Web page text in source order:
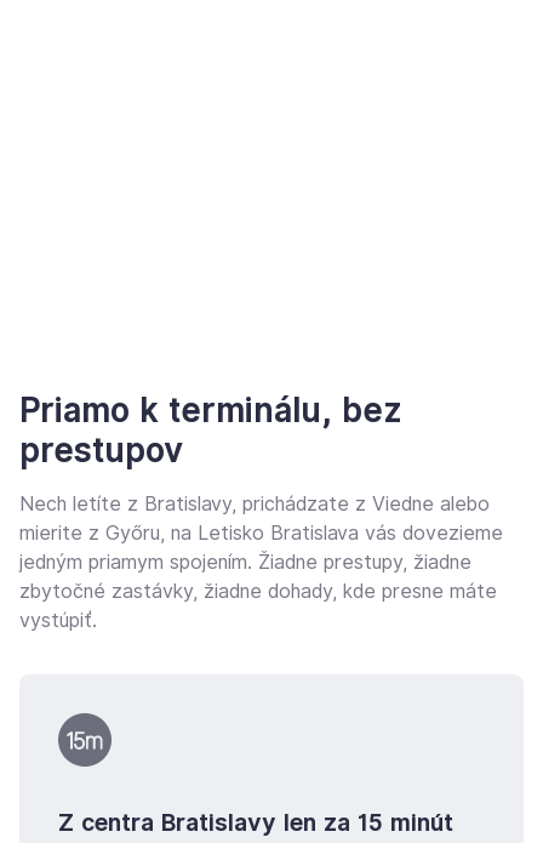
Priamo k terminálu, bez
prestupov
Nech letíte z Bratislavy, prichádzate z Viedne alebo
mierite z Győru, na Letisko Bratislava vás dovezieme
jedným priamym spojením. Žiadne prestupy, žiadne
zbytočné zastávky, žiadne dohady, kde presne máte
vystúpiť.
Z centra Bratislavy len za 15 minút